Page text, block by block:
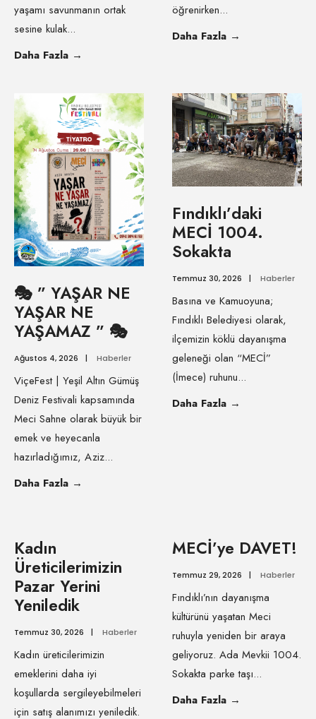
yaşamı savunmanın ortak
sesine kulak...
Daha Fazla →
öğrenirken...
Daha Fazla →
🎭 ” YAŞAR NE
YAŞAR NE
YAŞAMAZ ” 🎭
Ağustos 4, 2026 | Haberler
ViçeFest | Yeşil Altın Gümüş
Deniz Festivali kapsamında
Meci Sahne olarak büyük bir
emek ve heyecanla
hazırladığımız, Aziz...
Daha Fazla →
Fındıklı’daki
MECİ 1004.
Sokakta
Temmuz 30, 2026 | Haberler
Basına ve Kamuoyuna;
Fındıklı Belediyesi olarak,
ilçemizin köklü dayanışma
geleneği olan “MECİ”
(İmece) ruhunu...
Daha Fazla →
Kadın
Üreticilerimizin
Pazar Yerini
Yeniledik
Temmuz 30, 2026 | Haberler
Kadın üreticilerimizin
emeklerini daha iyi
koşullarda sergileyebilmeleri
için satış alanımızı yeniledik.
MECİ’ye DAVET!
Temmuz 29, 2026 | Haberler
Fındıklı’nın dayanışma
kültürünü yaşatan Meci
ruhuyla yeniden bir araya
geliyoruz. Ada Mevkii 1004.
Sokakta parke taşı...
Daha Fazla →